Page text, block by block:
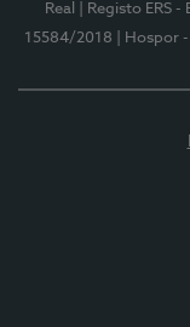
Real
| Registo ERS -
15584/2018
| Hospor